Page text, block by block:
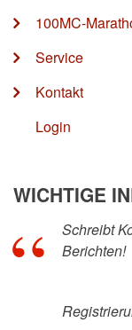
100MC-
Service
Kontakt
Login
WICHTIGE
Schreibt
Berichten!